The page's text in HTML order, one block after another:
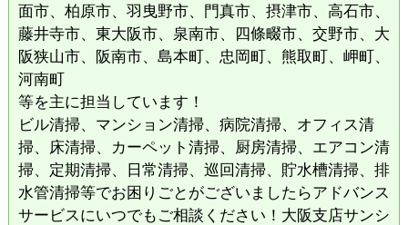
面市、柏原市、羽曳野市、門真市、摂津市、高石市、
藤井寺市、東大阪市、泉南市、四條畷市、交野市、大
阪狭山市、阪南市、島本町、忠岡町、熊取町、岬町、
河南町
等を主に担当しています！
ビル清掃、マンション清掃、病院清掃、オフィス清
掃、床清掃、カーペット清掃、厨房清掃、エアコン清
掃、定期清掃、日常清掃、巡回清掃、貯水槽清掃、排
水管清掃等でお困りごとがございましたらアドバンス
サービスにいつでもご相談ください！大阪支店サンシ